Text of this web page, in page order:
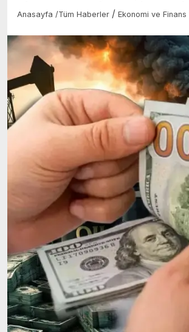
Anasayfa /Tüm Haberler / Ekonomi ve Finans